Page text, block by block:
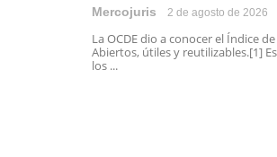
Mercojuris 2 de agosto de 2026
La OCDE dio a conocer el Índice
Abiertos, útiles y reutilizables.[1]
los ...